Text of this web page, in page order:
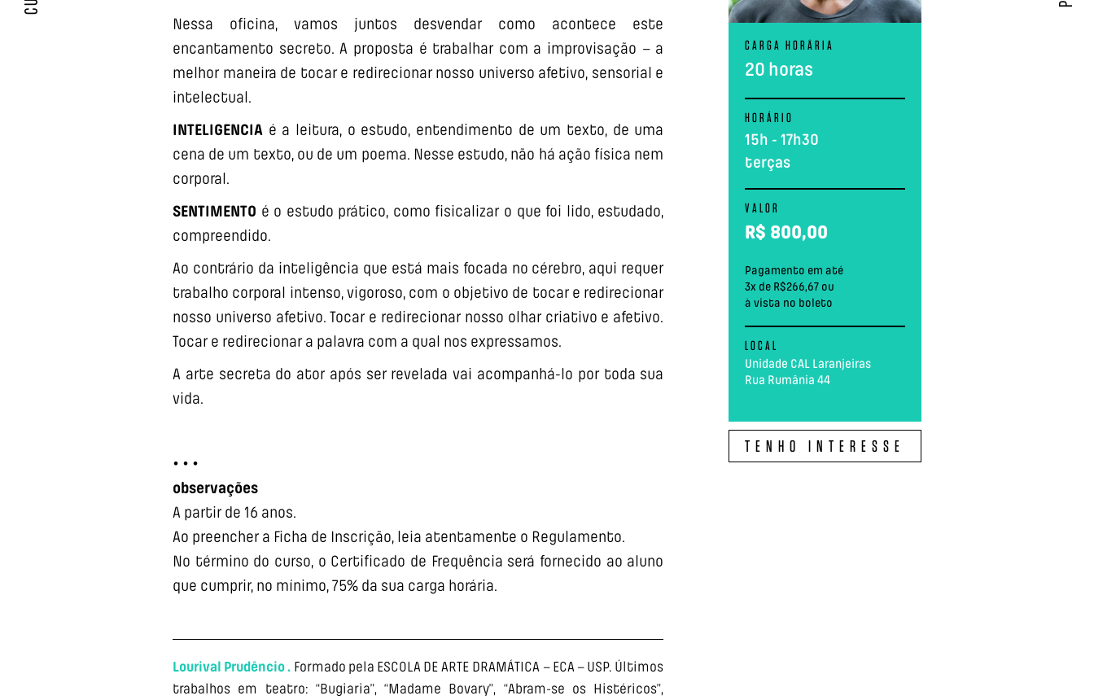
Nessa oficina, vamos juntos desvendar como acontece este
encantamento secreto. A proposta é trabalhar com a improvisação – a
melhor maneira de tocar e redirecionar nosso universo afetivo, sensorial e
intelectual.
INTELIGENCIA é a leitura, o estudo, entendimento de um texto, de uma
cena de um texto, ou de um poema. Nesse estudo, não há ação física nem
corporal.
SENTIMENTO é o estudo prático, como fisicalizar o que foi lido, estudado,
compreendido.
Ao contrário da inteligência que está mais focada no cérebro, aqui requer
trabalho corporal intenso, vigoroso, com o objetivo de tocar e redirecionar
nosso universo afetivo. Tocar e redirecionar nosso olhar criativo e afetivo.
Tocar e redirecionar a palavra com a qual nos expressamos.
A arte secreta do ator após ser revelada vai acompanhá-lo por toda sua
vida.
• • •
observações
A partir de 16 anos.
Ao preencher a Ficha de Inscrição, leia atentamente o Regulamento.
No término do curso, o Certificado de Frequência será fornecido ao aluno
que cumprir, no mínimo, 75% da sua carga horária.
Lourival Prudêncio . Formado pela ESCOLA DE ARTE DRAMÁTICA – ECA – USP. Últimos
trabalhos em teatro: “Bugiaria”, “Madame Bovary”, “Abram-se os Histéricos”,
CARGA HORÅRIA
20 horas
HORÁRIO
15h - 17h30
terças
VALOR
R$ 800,00
Pagamento em até
3x de R$266,67 ou
à vista no boleto
LOCAL
Unidade CAL Laranjeiras
Rua Rumânia 44
TENHO INTERESSE